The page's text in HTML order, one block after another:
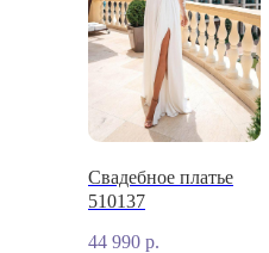
Свадебное платье
510137
44 990 р.